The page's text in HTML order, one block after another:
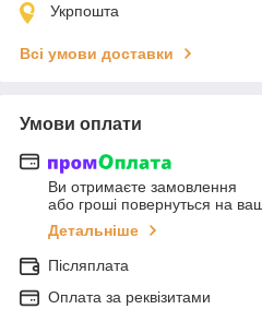
Укрпошта
Всі умови доставки
Умови оплати
Ви отримаєте замовлення
або гроші повернуться на
Детальніше
Післяплата
Оплата за реквізитами